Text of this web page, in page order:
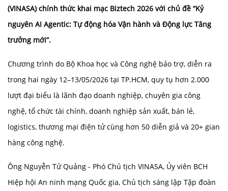
(VINASA) chính thức khai mạc Biztech 2026 với chủ đề “Kỷ
nguyên AI Agentic: Tự động hóa Vận hành và Động lực Tăng
trưởng mới”.
Chương trình do Bộ Khoa học và Công nghệ bảo trợ, diễn ra
trong hai ngày 12–13/05/2026 tại TP.HCM, quy tụ hơn 2.000
lượt đại biểu là lãnh đạo doanh nghiệp, chuyên gia công
nghệ, tổ chức tài chính, doanh nghiệp sản xuất, bán lẻ,
logistics, thương mại điện tử cùng hơn 50 diễn giả và 20+ gian
hàng công nghệ.
Ông Nguyễn Tử Quảng - Phó Chủ tịch VINASA, Ủy viên BCH
Hiệp hội An ninh mạng Quốc gia, Chủ tịch sáng lập Tập đoàn